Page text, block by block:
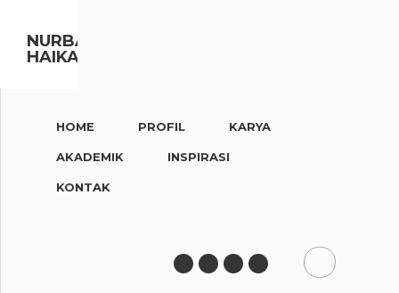
NURBAITI
HAIKAL
HOME PROFIL KARYA
AKADEMIK INSPIRASI
KONTAK